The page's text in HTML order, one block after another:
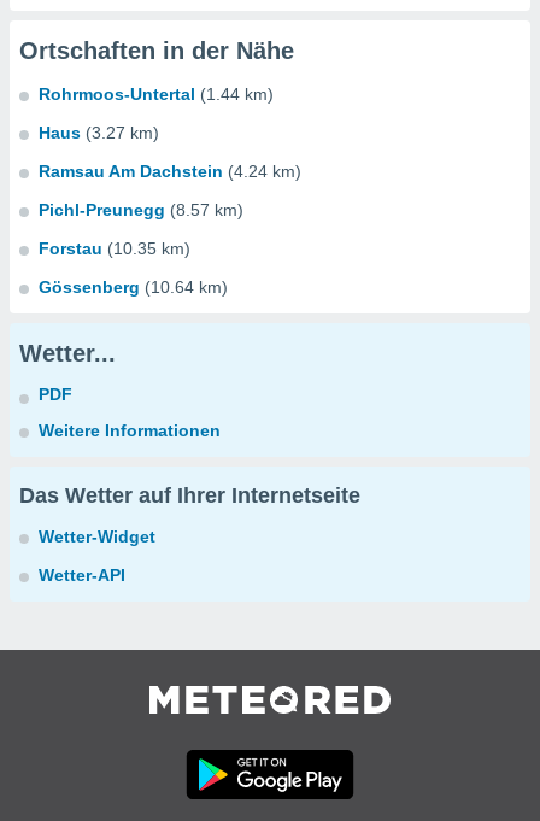
Ortschaften in der Nähe
Rohrmoos-Untertal (1.44 km)
Haus (3.27 km)
Ramsau Am Dachstein (4.24 km)
Pichl-Preunegg (8.57 km)
Forstau (10.35 km)
Gössenberg (10.64 km)
Wetter...
PDF
Weitere Informationen
Das Wetter auf Ihrer Internetseite
Wetter-Widget
Wetter-API